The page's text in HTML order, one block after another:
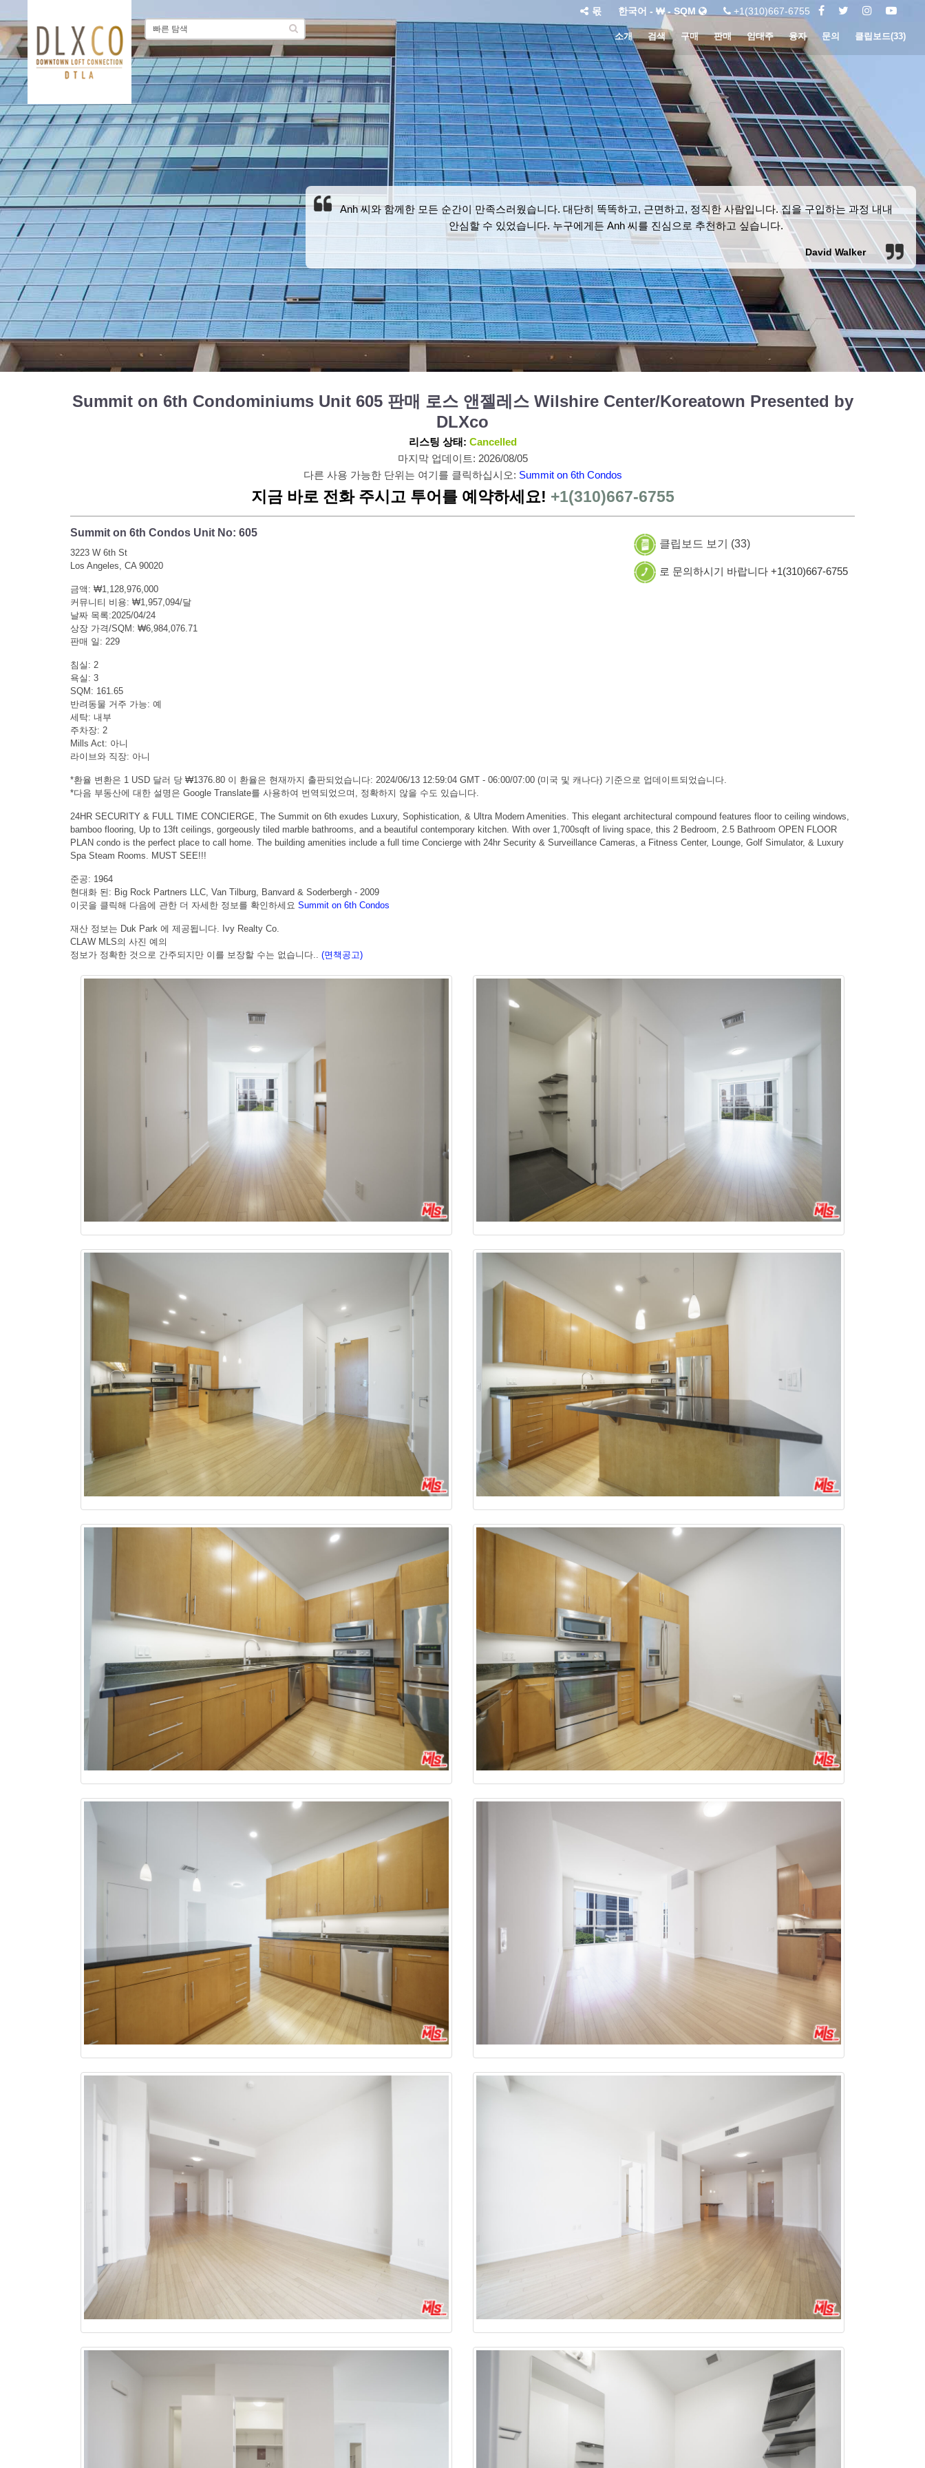
몫 한국어 - ₩ - SQM +1(310)667-6755
소개 검색 구매 판매 임대주 융자 문의 클립보드(33)
Anh 씨와 함께한 모든 순간이 만족스러웠습니다. 대단히 똑똑하고, 근면하고, 정직한 사람입니다. 집을 구입하는 과정 내내
안심할 수 있었습니다. 누구에게든 Anh 씨를 진심으로 추천하고 싶습니다.
David Walker
Summit on 6th Condominiums Unit 605 판매 로스 앤젤레스 Wilshire Center/Koreatown Presented by
DLXco
리스팅 상태: Cancelled
마지막 업데이트: 2026/08/05
다른 사용 가능한 단위는 여기를 클릭하십시오: Summit on 6th Condos
지금 바로 전화 주시고 투어를 예약하세요! +1(310)667-6755
Summit on 6th Condos Unit No: 605
3223 W 6th St
Los Angeles, CA 90020
금액: ₩1,128,976,000
커뮤니티 비용: ₩1,957,094/달
날짜 목록:2025/04/24
상장 가격/SQM: ₩6,984,076.71
판매 일: 229
침실: 2
욕실: 3
SQM: 161.65
반려동물 거주 가능: 예
세탁: 내부
주차장: 2
Mills Act: 아니
라이브와 직장: 아니
클립보드 보기 (33)
로 문의하시기 바랍니다 +1(310)667-6755
*환율 변환은 1 USD 달러 당 ₩1376.80 이 환율은 현재까지 출판되었습니다: 2024/06/13 12:59:04 GMT - 06:00/07:00 (미국 및 캐나다) 기준으로 업데이트되었습니다.
*다음 부동산에 대한 설명은 Google Translate를 사용하여 번역되었으며, 정확하지 않을 수도 있습니다.
24HR SECURITY & FULL TIME CONCIERGE, The Summit on 6th exudes Luxury, Sophistication, & Ultra Modern Amenities. This elegant architectural compound features floor to ceiling windows,
bamboo flooring, Up to 13ft ceilings, gorgeously tiled marble bathrooms, and a beautiful contemporary kitchen. With over 1,700sqft of living space, this 2 Bedroom, 2.5 Bathroom OPEN FLOOR
PLAN condo is the perfect place to call home. The building amenities include a full time Concierge with 24hr Security & Surveillance Cameras, a Fitness Center, Lounge, Golf Simulator, & Luxury
Spa Steam Rooms. MUST SEE!!!
준공: 1964
현대화 된: Big Rock Partners LLC, Van Tilburg, Banvard & Soderbergh - 2009
이곳을 클릭해 다음에 관한 더 자세한 정보를 확인하세요 Summit on 6th Condos
재산 정보는 Duk Park 에 제공됩니다. Ivy Realty Co.
CLAW MLS의 사진 예의
정보가 정확한 것으로 간주되지만 이를 보장할 수는 없습니다.. (면책공고)